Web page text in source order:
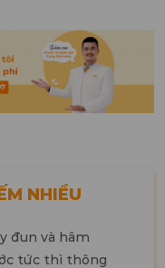
NHIỀU
đun và hâm
tức thì thông